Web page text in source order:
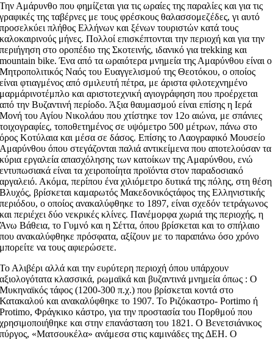
Την Αμάρυνθο που φημίζεται για τις ωραίες της παραλίες και για τις
γραφικές της ταβέρνες με τους φρέσκους θαλασσομεζέδες, γι αυτό
προσελκύει πλήθος Ελλήνων και ξένων τουριστών κατά τους
καλοκαιρινούς μήνες. Πολλοί επισκέπτονται την περιοχή και για την
περιήγηση στο οροπέδιο της Σκοτεινής, ιδανικό για trekking και
mountain bike. Ένα από τα ωραιότερα μνημεία της Αμαρύνθου είναι ο
Μητροπολιτικός Ναός του Ευαγγελισμού της Θεοτόκου, ο οποίος
είναι φτιαγμένος από σμιλευτή πέτρα, με άριστα φιλοτεχνημένο
μαρμάρινοτέμπλο και αριστοτεχνική αγιογράφηση που προέρχεται
από την Βυζαντινή περίοδο. Άξια θαυμασμού είναι επίσης η Ιερά
Μονή του Αγίου Νικολάου που χτίστηκε τον 12ο αιώνα, με σπάνιες
τοιχογραφίες, τοποθετημένος σε υψόμετρο 500 μέτρων, πάνω στο
όρος Κοτύλαια και μέσα σε δάσος. Επίσης το Λαογραφικό Μουσείο
Αμαρύνθου όπου στεγάζονται παλιά αντικείμενα που αποτελούσαν τα
κύρια εργαλεία απασχόλησης των κατοίκων της Αμαρύνθου, ενώ
εντυπωσιακά είναι τα χειροποίητα προϊόντα στον παραδοσιακό
αργαλειό. Ακόμα, περίπου ένα χιλιόμετρο δυτικά της πόλης, στη θέση
Βλυχός, βρίσκεται καμαρωτός Μακεδονικόςτάφος της Ελληνιστικής
περιόδου, ο οποίος ανακαλύφθηκε το 1897, είναι σχεδόν τετράγωνος
και περιέχει δύο νεκρικές κλίνες. Πανέμορφα χωριά της περιοχής, η
Άνω Βάθεια, το Γυμνό και η Σέττα, όπου βρίσκεται και το σπήλαιο
που ανακαλύφθηκε πρόσφατα, αξίζουν με το παραπάνω όσο χρόνο
μπορείτε να τους αφιερώσετε.
Το Αλιβέρι αλλά και την ευρύτερη περιοχή όπου υπάρχουν
αξιολογότατα κλασσικά, ρωμαϊκά και βυζαντινά μνημεία όπως : O
Μυκηναϊκός τάφος (1200-300 π.χ.) που βρίσκεται κοντά στο
Κατακαλού και ανακαλύφθηκε το 1907. Το Ριζόκαστρο- Portimo ή
Protimo, Φράγκικο κάστρο, για την προστασία του Πορθμού που
χρησιμοποιήθηκε και στην επανάσταση του 1821. Ο Βενετσιάνικος
πύργος, «Ματσουκέλα» ανάμεσα στις καμινάδες της ΔΕΗ. Ο